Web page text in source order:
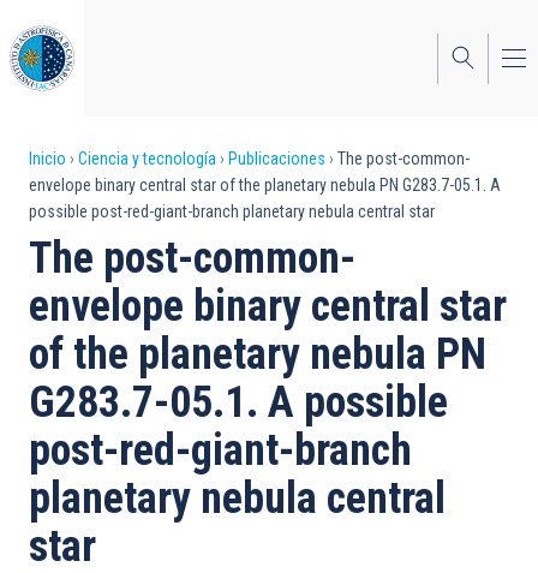
al
contenido
principal
Sobrescribir
enlaces
de
ayuda
a
la
navegación
Inicio Ciencia y tecnología Publicaciones
The post-common-
envelope binary central star of the planetary nebula PN G283.7-05.1. A
possible post-red-giant-branch planetary nebula central star
The post-common-
envelope binary central star
of the planetary nebula PN
G283.7-05.1. A possible
post-red-giant-branch
planetary nebula central
star